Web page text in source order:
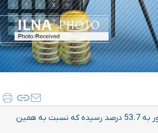
در فروردین ماه 1405 نرخ تورم سالانه برای خانوارهای کشور به 53.7 درصد رسیده که نسبت به همین